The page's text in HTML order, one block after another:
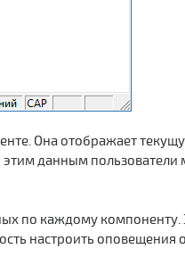
Она отображает
данным пользователи
по каждому компоненту.
настроить